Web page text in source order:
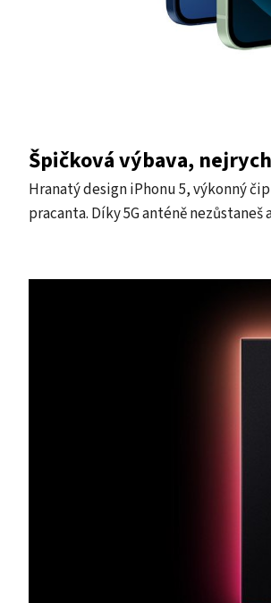
Špičková výbava,
Hranatý design iPhonu 5, výkonný
pracanta. Díky 5G anténě